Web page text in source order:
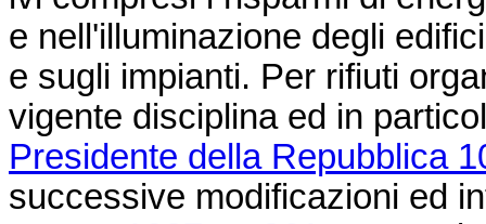
e nell'illuminazione degli
e sugli impianti. Per rifiuti
vigente disciplina ed in
Presidente della Repubblica
successive modificazioni ed